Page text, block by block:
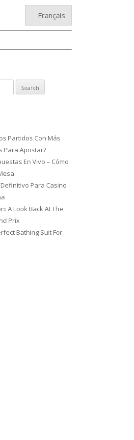
Français
Partidos Con Más
Para Apostar?
En Vivo – Cómo
Para Casino
A Look Back At The
Prix
Bathing Suit For